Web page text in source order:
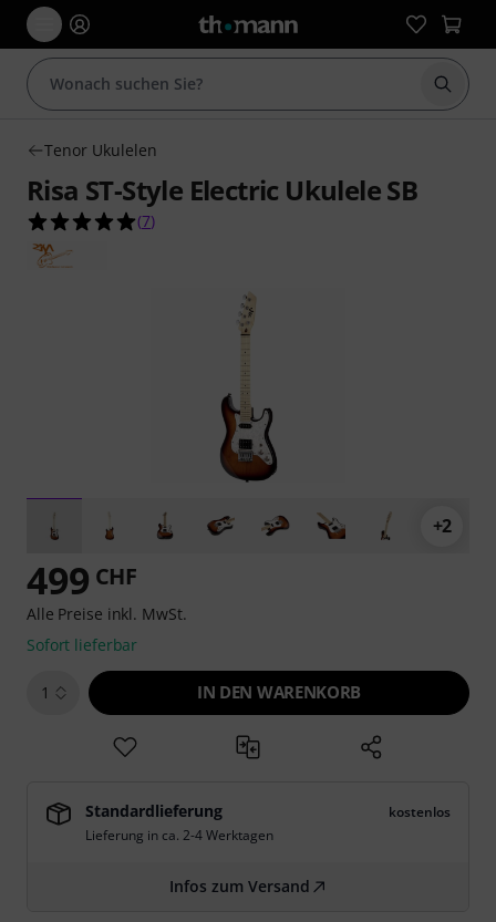
Suche
Tenor Ukulelen
Risa ST-Style Electric Ukulele SB
5.0 von 5 Sternen aus 7 Kundenbewertungen
(7)
+2
499 CHF
Alle Preise inkl. MwSt.
Sofort lieferbar
1 IN DEN WARENKORB
Standardlieferung
kostenlos
Lieferung in ca. 2-4 Werktagen
Infos zum Versand